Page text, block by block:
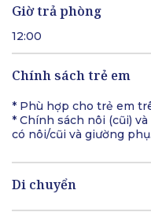
Giờ trả phòng
12:00
Chính sách trẻ em
* Phù hợp cho trẻ em
* Chính sách nôi (cũi)
có nôi/cũi và giường phụ.
Di chuyển